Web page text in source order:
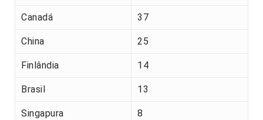
Canadá 37
China 25
Finlândia 14
Brasil 13
Singapura 8